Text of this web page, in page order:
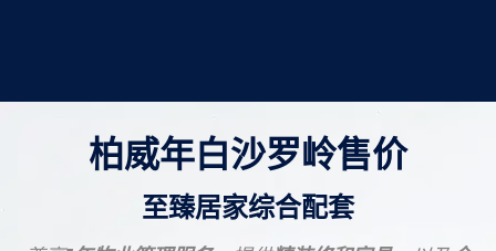
柏威年白沙罗岭售价
至臻居家综合配套